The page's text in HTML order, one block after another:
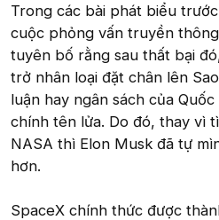
Trong các bài phát biểu
cuộc phỏng vấn truyền
tuyên bố rằng sau thất bại
trở nhân loại đặt chân lên
luận hay ngân sách của
chính tên lửa. Do đó, thay vì
NASA thì Elon Musk đã tự
hơn.
SpaceX chính thức được